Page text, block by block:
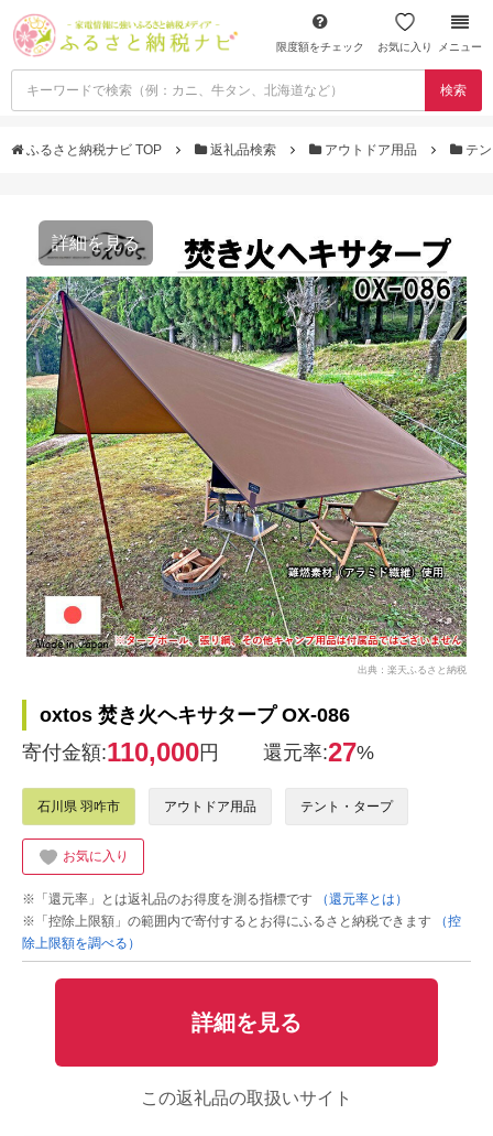
限度額をチェック お気に入り メニュー
検索
ふるさと納税ナビ TOP 返礼品検索 アウトドア用品 テ
詳細を見る
出典：楽天ふるさと納税
oxtos 焚き火ヘキサタープ OX-086
寄付金額:110,000円 還元率:27%
石川県 羽咋市 アウトドア用品 テント・タープ
お気に入り
※「還元率」とは返礼品のお得度を測る指標です
（還元率とは）
※「控除上限額」の範囲内で寄付するとお得にふるさと納税できます
（控
除上限額を調べる）
詳細を見る
この返礼品の取扱いサイト